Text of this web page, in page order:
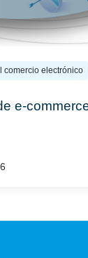
comercio electrónico
e-